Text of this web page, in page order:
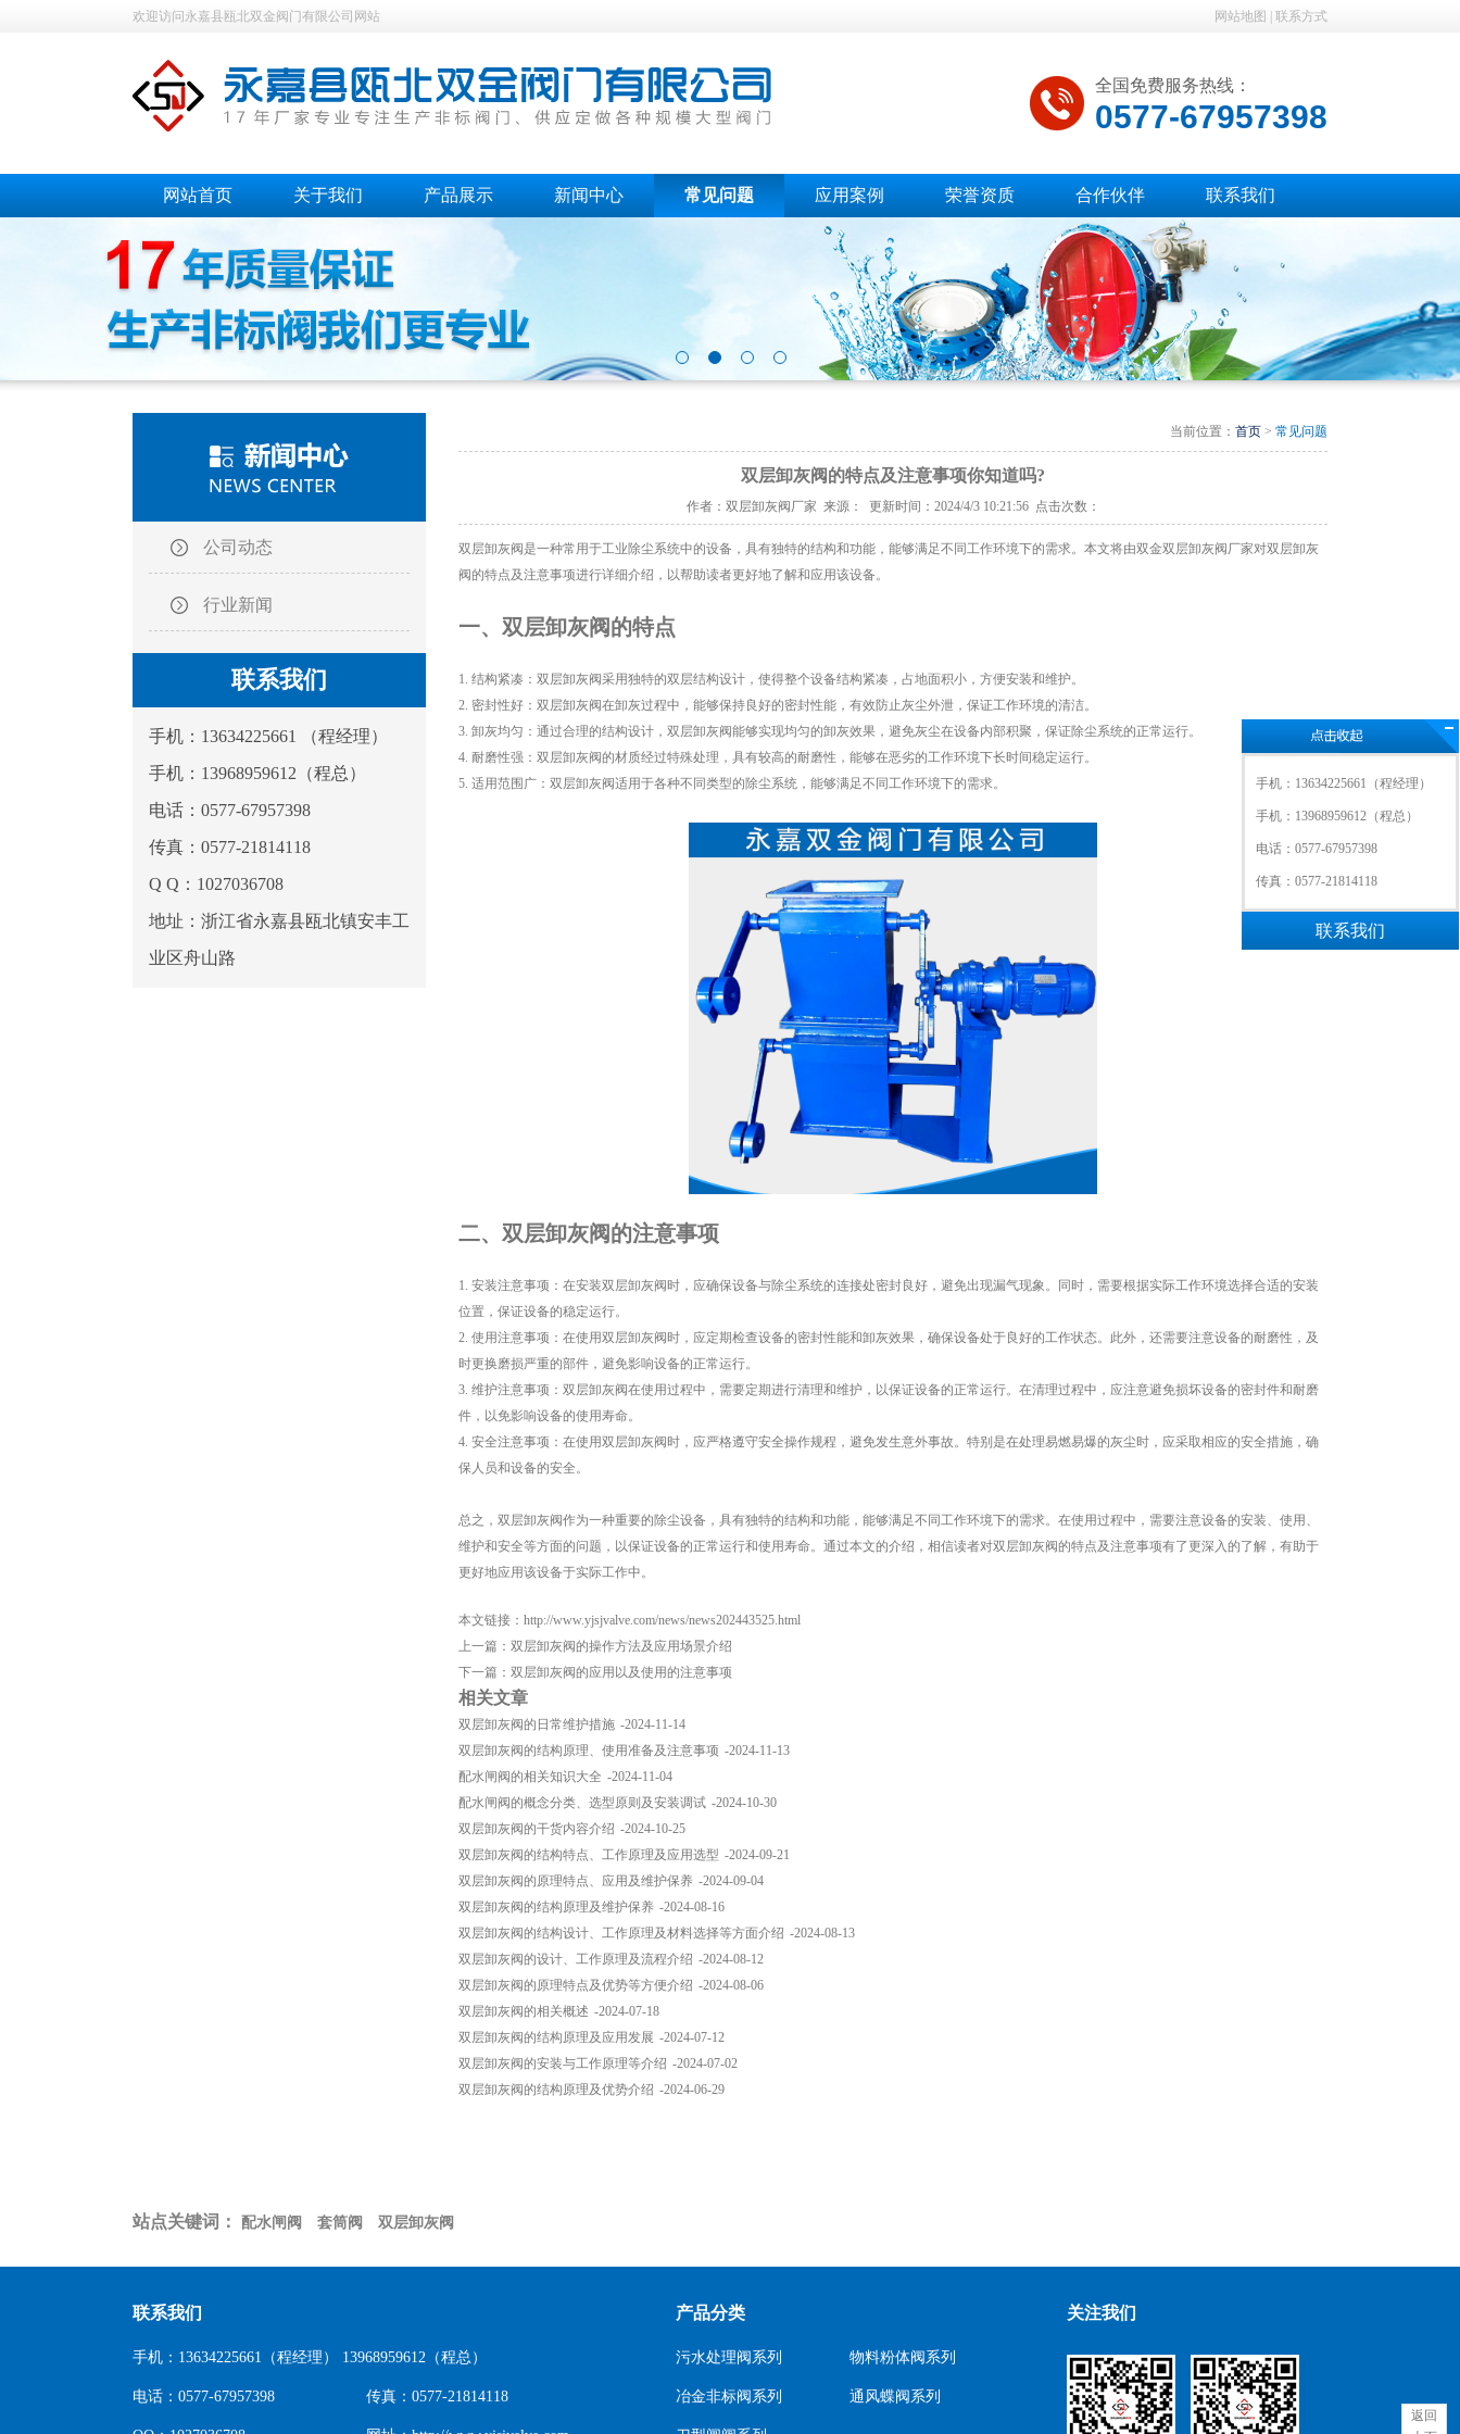
欢迎访问永嘉县瓯北双金阀门有限公司网站 网站地图 联系方式
全国免费服务热线：
0577-67957398
网站首页 关于我们 产品展示 新闻中心 常见问题 应用案例 荣誉资质 合作伙伴 联系我们
公司动态
行业新闻
联系我们
手机：13634225661 （程经理）
手机：13968959612（程总）
电话：0577-67957398
传真：0577-21814118
Q Q：1027036708
地址：浙江省永嘉县瓯北镇安丰工
业区舟山路
当前位置： 首页 > 常见问题
双层卸灰阀的特点及注意事项你知道吗?
作者：双层卸灰阀厂家 来源： 更新时间：2024/4/3 10:21:56 点击次数：
双层卸灰阀是一种常用于工业除尘系统中的设备，具有独特的结构和功能，能够满足不同工作环境下的需求。本文将由双金双层卸灰阀厂家对双层卸灰
阀的特点及注意事项进行详细介绍，以帮助读者更好地了解和应用该设备。
一、双层卸灰阀的特点
1. 结构紧凑：双层卸灰阀采用独特的双层结构设计，使得整个设备结构紧凑，占地面积小，方便安装和维护。
2. 密封性好：双层卸灰阀在卸灰过程中，能够保持良好的密封性能，有效防止灰尘外泄，保证工作环境的清洁。
3. 卸灰均匀：通过合理的结构设计，双层卸灰阀能够实现均匀的卸灰效果，避免灰尘在设备内部积聚，保证除尘系统的正常运行。
4. 耐磨性强：双层卸灰阀的材质经过特殊处理，具有较高的耐磨性，能够在恶劣的工作环境下长时间稳定运行。
5. 适用范围广：双层卸灰阀适用于各种不同类型的除尘系统，能够满足不同工作环境下的需求。
二、双层卸灰阀的注意事项
1. 安装注意事项：在安装双层卸灰阀 时，应确保设备与除尘系统的连接处密封良好，避免出现漏气现象。同时，需要根据实际工作环境选择合适的安装
位置，保证设备的稳定运行。
2. 使用注意事项：在使用双层卸灰阀时，应定期检查设备的密封性能和卸灰效果，确保设备处于良好的工作状态。此外，还需要注意设备的耐磨性，及
时更换磨损严重的部件，避免影响设备的正常运行。
3. 维护注意事项：双层卸灰阀在使用过程中，需要定期进行清理和维护，以保证设备的正常运行。在清理过程中，应注意避免损坏设备的密封件和耐磨
件，以免影响设备的使用寿命。
4. 安全注意事项：在使用双层卸灰阀时，应严格遵守安全操作规程，避免发生意外事故。特别是在处理易燃易爆的灰尘时，应采取相应的安全措施，确
保人员和设备的安全。
总之，双层卸灰阀作为一种重要的除尘设备，具有独特的结构和功能，能够满足不同工作环境下的需求。在使用过程中，需要注意设备的安装、使用、
维护和安全等方面的问题，以保证设备的正常运行和使用寿命。通过本文的介绍，相信读者对双层卸灰阀的特点及注意事项有了更深入的了解，有助于
更好地应用该设备于实际工作中。
本文链接： http://www.yjsjvalve.com/news/news202443525.html
上一篇： 双层卸灰阀的操作方法及应用场景介绍
下一篇： 双层卸灰阀的应用以及使用的注意事项
相关文章
双层卸灰阀的日常维护措施 -2024-11-14
双层卸灰阀的结构原理、使用准备及注意事项 -2024-11-13
配水闸阀的相关知识大全 -2024-11-04
配水闸阀的概念分类、选型原则及安装调试 -2024-10-30
双层卸灰阀的干货内容介绍 -2024-10-25
双层卸灰阀的结构特点、工作原理及应用选型 -2024-09-21
双层卸灰阀的原理特点、应用及维护保养 -2024-09-04
双层卸灰阀的结构原理及维护保养 -2024-08-16
双层卸灰阀的结构设计、工作原理及材料选择等方面介绍 -2024-08-13
双层卸灰阀的设计、工作原理及流程介绍 -2024-08-12
双层卸灰阀的原理特点及优势等方便介绍 -2024-08-06
双层卸灰阀的相关概述 -2024-07-18
双层卸灰阀的结构原理及应用发展 -2024-07-12
双层卸灰阀的安装与工作原理等介绍 -2024-07-02
双层卸灰阀的结构原理及优势介绍 -2024-06-29
站点关键词： 配水闸阀 套筒阀 双层卸灰阀
联系我们
手机：13634225661（程经理） 13968959612（程总）
电话：0577-67957398 传真：0577-21814118
产品分类
污水处理阀系列 物料粉体阀系列
冶金非标阀系列 通风蝶阀系列
关注我们
手机：13634225661（程经理）
手机：13968959612（程总）
电话：0577-67957398
传真：0577-21814118
联系我们
返回